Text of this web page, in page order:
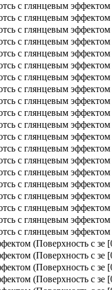
с глянцевым эффектом
с глянцевым эффектом
с глянцевым эффектом
с глянцевым эффектом
с глянцевым эффектом
с глянцевым эффектом
с глянцевым эффектом
с глянцевым эффектом
с глянцевым эффектом
с глянцевым эффектом
с глянцевым эффектом
с глянцевым эффектом
с глянцевым эффектом
с глянцевым эффектом
с глянцевым эффектом
с глянцевым эффектом
с глянцевым эффектом
с глянцевым эффектом
с глянцевым эффектом
с глянцевым эффектом
(Поверхность с зе
(Поверхность с зе
(Поверхность с зе
(Поверхность с зе